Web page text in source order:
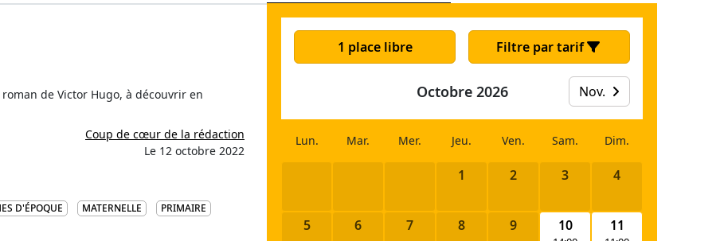
de Victor Hugo, à découvrir en
Coup de cœur de la rédaction
Le 12 octobre 2022
D'ÉPOQUE MATERNELLE
PRIMAIRE
1 place libre Filtre par tarif
Octobre 2026 Nov.
Lun. Mar. Mer. Jeu. Ven. Sam. Dim.
1 2 3 4
5 6 7 8 9 10 11